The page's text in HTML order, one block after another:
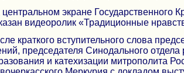
экране Государственного
видеоролик «Традиционные
краткого вступительного слова
председателя Синодального отдела
и катехизации митрополита